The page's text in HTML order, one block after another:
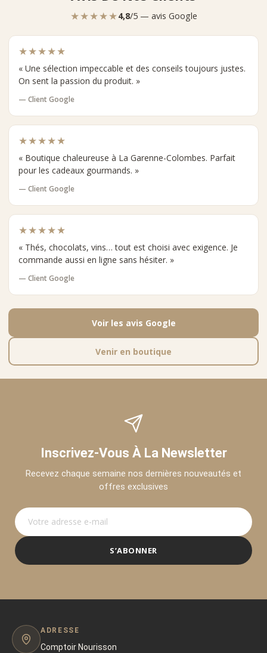
★★★★★4,8/5 — avis Google
★★★★★
« Une sélection impeccable et des conseils toujours justes.
On sent la passion du produit. »
— Client Google
★★★★★
« Boutique chaleureuse à La Garenne-Colombes. Parfait
pour les cadeaux gourmands. »
— Client Google
★★★★★
« Thés, chocolats, vins… tout est choisi avec exigence. Je
commande aussi en ligne sans hésiter. »
— Client Google
Voir les avis Google
Venir en boutique
Inscrivez-Vous À La Newsletter
Recevez chaque semaine nos dernières nouveautés et
offres exclusives
S’ABONNER
ADRESSE
Comptoir Nourisson